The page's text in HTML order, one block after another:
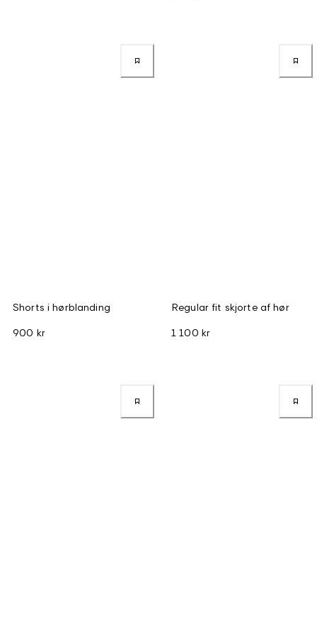
Shorts i hørblanding
900 kr
Regular fit skjorte af hør
1 100 kr